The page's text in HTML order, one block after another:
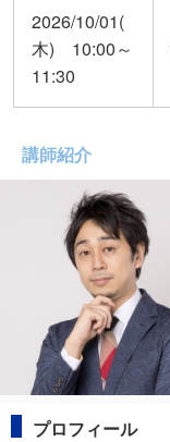
2026/10/01(
木) 10:00～
11:30
講師紹介
プロフィール